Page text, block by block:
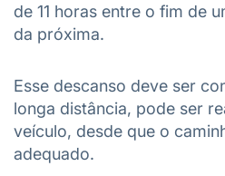
de 11 horas entre o fim de
da próxima.
Esse descanso deve ser
longa distância, pode ser
veículo, desde que o
adequado.